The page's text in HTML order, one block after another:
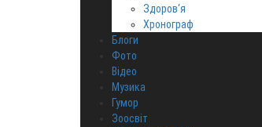
Здоров‘я
Хронограф
Блоги
Фото
Відео
Музика
Гумор
Зоосвіт